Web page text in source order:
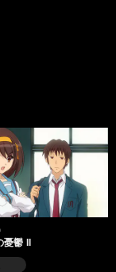
鬱 II